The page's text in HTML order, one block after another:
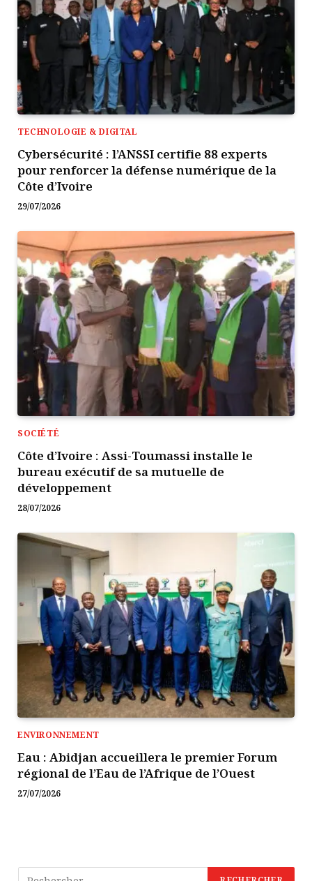
TECHNOLOGIE & DIGITAL
Cybersécurité : l’ANSSI certifie 88 experts
pour renforcer la défense numérique de la
Côte d’Ivoire
29/07/2026
SOCIÉTÉ
Côte d’Ivoire : Assi-Toumassi installe le
bureau exécutif de sa mutuelle de
développement
28/07/2026
ENVIRONNEMENT
Eau : Abidjan accueillera le premier Forum
régional de l’Eau de l’Afrique de l’Ouest
27/07/2026